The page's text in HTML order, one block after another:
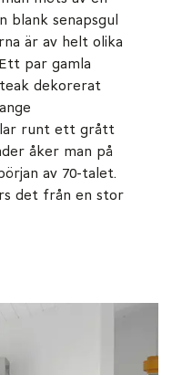
blank senapsgul
är av helt olika
par gamla
dekorerat
runt ett grått
åker man på
av 70-talet.
det från en stor